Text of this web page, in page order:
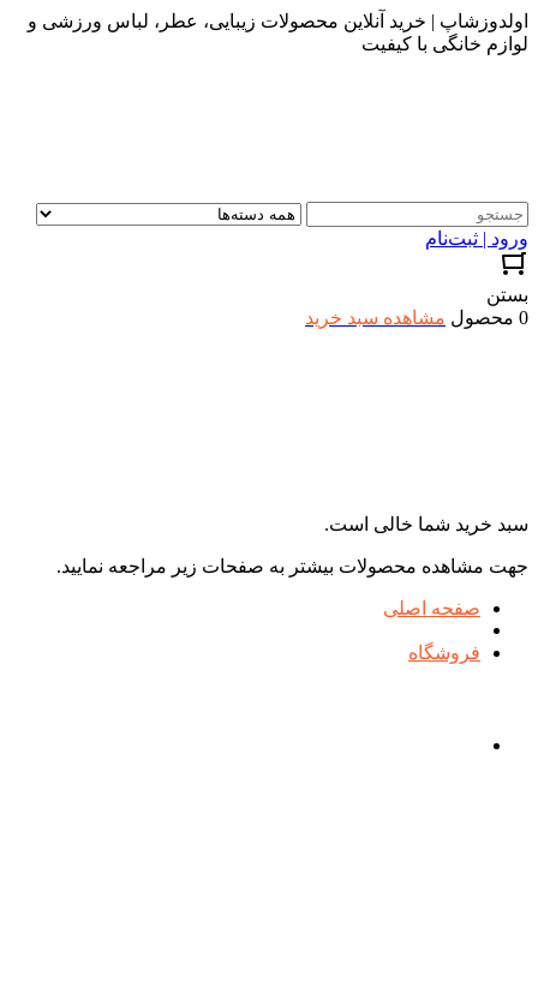
اولدوزشاپ | خرید آنلاین محصولات زیبایی، عطر، لباس ورزشی و
لوازم خانگی با کیفیت
ورود | ثبت‌نام
بستن
0 محصول
مشاهده سبد خرید
سبد خرید شما خالی است.
جهت مشاهده محصولات بیشتر به صفحات زیر مراجعه نمایید.
صفحه اصلی
فروشگاه